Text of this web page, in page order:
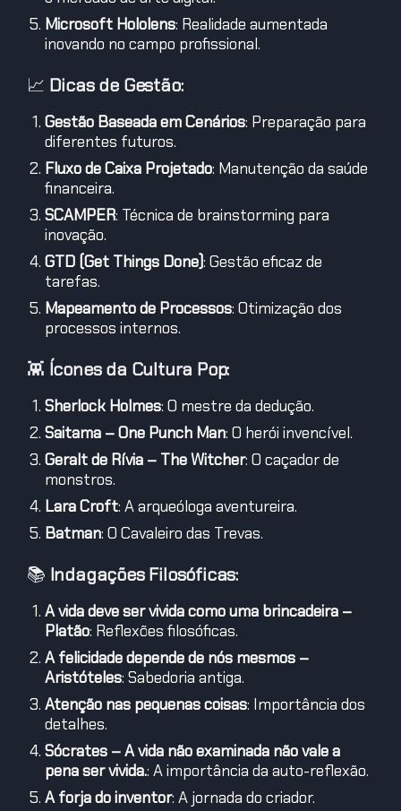
Microsoft Hololens: Realidade aumentada
inovando no campo profissional.
📈 Dicas de Gestão:
Gestão Baseada em Cenários: Preparação para
diferentes futuros.
Fluxo de Caixa Projetado: Manutenção da saúde
financeira.
SCAMPER: Técnica de brainstorming para
inovação.
GTD (Get Things Done): Gestão eficaz de
tarefas.
Mapeamento de Processos: Otimização dos
processos internos.
👾 Ícones da Cultura Pop:
Sherlock Holmes: O mestre da dedução.
Saitama – One Punch Man: O herói invencível.
Geralt de Rívia – The Witcher: O caçador de
monstros.
Lara Croft: A arqueóloga aventureira.
Batman: O Cavaleiro das Trevas.
📚 Indagações Filosóficas:
A vida deve ser vivida como uma brincadeira –
Platão: Reflexões filosóficas.
A felicidade depende de nós mesmos –
Aristóteles: Sabedoria antiga.
Atenção nas pequenas coisas: Importância dos
detalhes.
Sócrates – A vida não examinada não vale a
pena ser vivida.: A importância da auto-reflexão.
A forja do inventor: A jornada do criador.